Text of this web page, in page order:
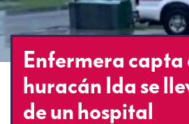
Enfermera capta
huracán Ida se
de un hospital